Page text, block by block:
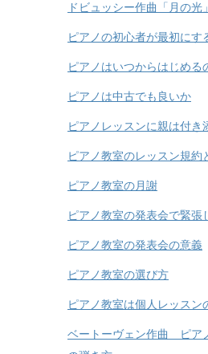
ドビュッシー作曲「月の光
ピアノの初心者が最初にす
ピアノはいつからはじめる
ピアノは中古でも良いか
ピアノレッスンに親は付き
ピアノ教室のレッスン規約
ピアノ教室の月謝
ピアノ教室の発表会で緊張
ピアノ教室の発表会の意義
ピアノ教室の選び方
ピアノ教室は個人レッスン
ベートーヴェン作曲 ピア